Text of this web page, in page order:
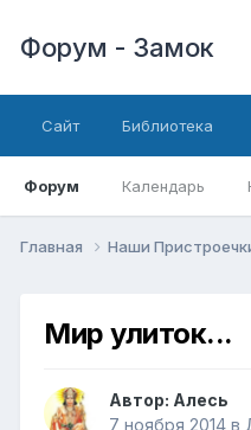
Форум - Замок
Сайт Библиотека
Форум Календарь
Главная Наши
Мир улиток...
Автор: Алесь
7 ноября 2014 в